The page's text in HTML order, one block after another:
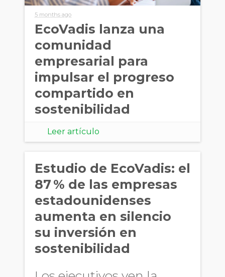
5 months ago
EcoVadis lanza una
comunidad
empresarial para
impulsar el progreso
compartido en
sostenibilidad
Leer artículo
Estudio de EcoVadis: el
87 % de las empresas
estadounidenses
aumenta en silencio
su inversión en
sostenibilidad